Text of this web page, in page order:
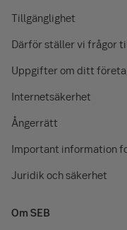
Tillgänglighet
Därför ställer vi frågor
Uppgifter om ditt
Internetsäkerhet
Ångerrätt
Important information
Juridik och säkerhet
Om SEB